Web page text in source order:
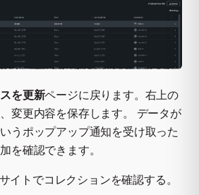
を更新ページに戻ります。右上の
変更内容を保存します。 データが
うポップアップ通知を受け取った
を確認できます。
イトでコレクションを確認する。